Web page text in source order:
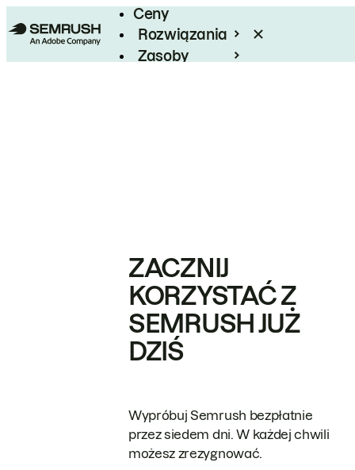
Ceny
Rozwiązania
Zasoby
ZACZNIJ
KORZYSTAĆ Z
SEMRUSH JUŻ
DZIŚ
Wypróbuj Semrush bezpłatnie
przez siedem dni. W każdej chwili
możesz zrezygnować.